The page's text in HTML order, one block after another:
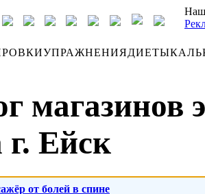
УПРАЖНЕНИЯДИЕТЫ
магазинов
г. Ейск
от болей в спине